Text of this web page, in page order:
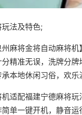
法及特色;
州麻将金将自动麻将
精准无误，洗牌分
本地休闲习俗，欢乐
适配福建宁德麻将
单一键开机，静音运